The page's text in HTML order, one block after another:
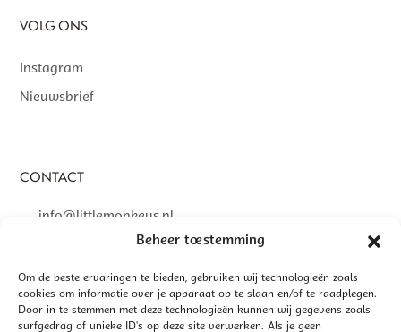
Beheer toestemming
Om de beste ervaringen te bieden, gebruiken wij technologieën zoals
cookies om informatie over je apparaat op te slaan en/of te raadplegen.
Door in te stemmen met deze technologieën kunnen wij gegevens zoals
surfgedrag of unieke ID's op deze site verwerken. Als je geen
VOLG ONS
Instagram
Nieuwsbrief
CONTACT
info@littlemonkeys.nl
©2026 LITTLE MONKEYS | GEREALISEERD DOORINTERLY